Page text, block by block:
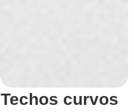
Techos curvos